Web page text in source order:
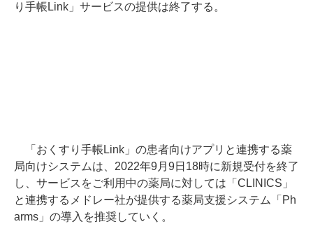
り手帳Link」サービスの提供は終了する。
「おくすり手帳Link」の患者向けアプリと連携する薬
局向けシステムは、2022年9月9日18時に新規受付を終了
し、サービスをご利用中の薬局に対しては「CLINICS」
と連携するメドレー社が提供する薬局支援システム「Ph
arms」の導入を推奨していく。